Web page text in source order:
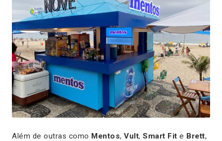
Além de outras como Mentos, Vult, Smart Fit e Brett,